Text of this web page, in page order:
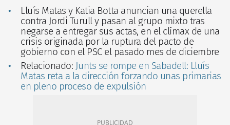
Lluís Matas y Katia Botta anuncian una querella
contra Jordi Turull y pasan al grupo mixto tras
negarse a entregar sus actas, en el clímax de una
crisis originada por la ruptura del pacto de
gobierno con el PSC el pasado mes de diciembre
Relacionado: Junts se rompe en Sabadell: Lluís
Matas reta a la dirección forzando unas primarias
en pleno proceso de expulsión